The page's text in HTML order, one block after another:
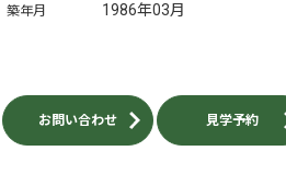
築年月 1986年03月
お問い合わせ 見学予約